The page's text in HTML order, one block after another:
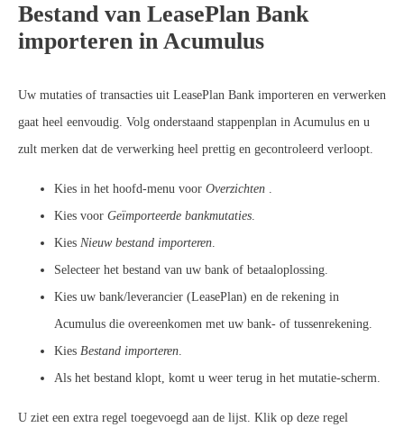
Bestand van LeasePlan Bank
importeren in Acumulus
Uw mutaties of transacties uit LeasePlan Bank importeren en verwerken
gaat heel eenvoudig. Volg onderstaand stappenplan in Acumulus en u
zult merken dat de verwerking heel prettig en gecontroleerd verloopt.
Kies in het hoofd-menu voor Overzichten .
Kies voor Geïmporteerde bankmutaties.
Kies Nieuw bestand importeren.
Selecteer het bestand van uw bank of betaaloplossing.
Kies uw bank/leverancier (LeasePlan) en de rekening in
Acumulus die overeenkomen met uw bank- of tussenrekening.
Kies Bestand importeren.
Als het bestand klopt, komt u weer terug in het mutatie-scherm.
U ziet een extra regel toegevoegd aan de lijst. Klik op deze regel